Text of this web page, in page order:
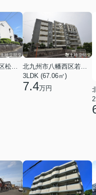
3LDK (67.06㎡)
7.4万円